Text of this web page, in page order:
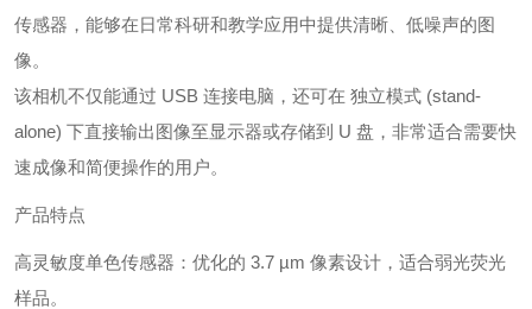
传感器，能够在日常科研和教学应用中提供清晰、低噪声的图
像。
该相机不仅能通过 USB 连接电脑，还可在 独立模式 (stand-
alone) 下直接输出图像至显示器或存储到 U 盘，非常适合需要快
速成像和简便操作的用户。
产品特点
高灵敏度单色传感器：优化的 3.7 µm 像素设计，适合弱光荧光
样品。